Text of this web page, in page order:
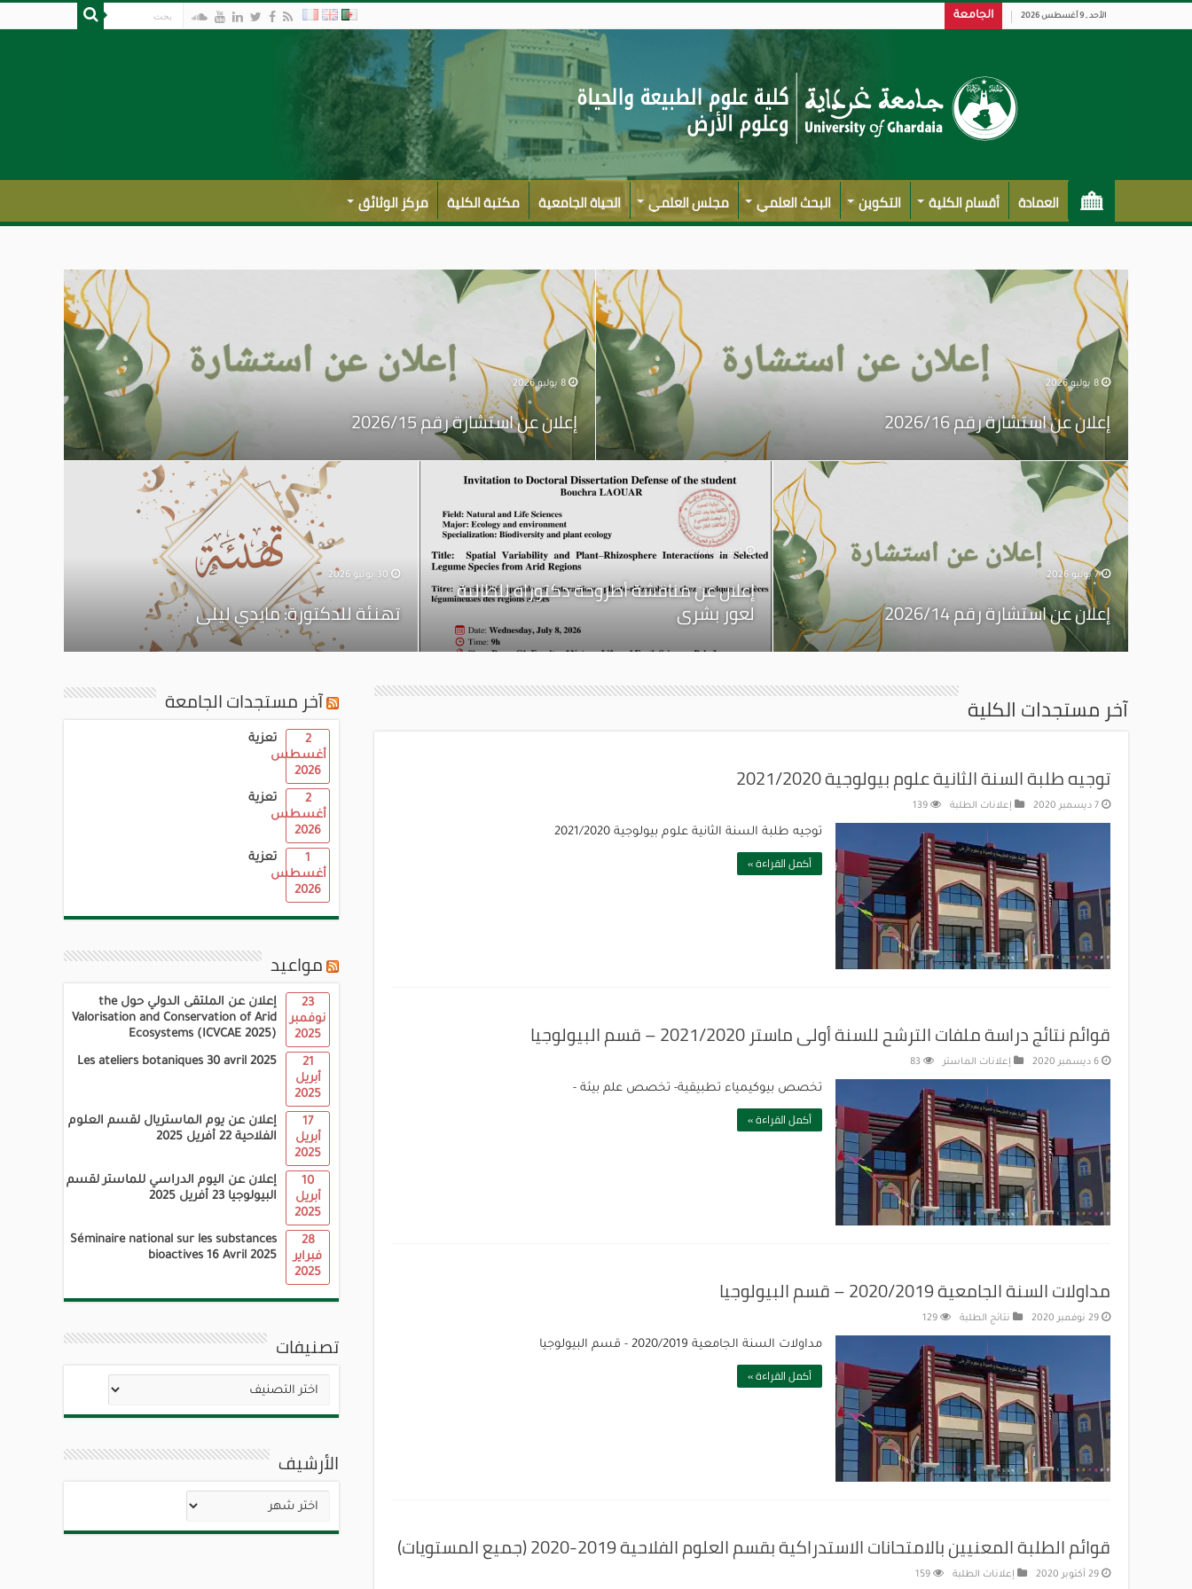
الأحد , 9 أغسطس 2026 الجامعة
العمادة أقسام الكلية التكوين البحث العلمي مجلس العلمي الحياة الجامعية مكتبة الكلية مركز الوثائق
8 يوليو 2026
إعلان عن استشارة رقم 2026/16
8 يوليو 2026
إعلان عن استشارة رقم 2026/15
7 يوليو 2026
إعلان عن استشارة رقم 2026/14
1 يوليو 2026
إعلان عن مناقشة أطروحة دكتوراه للطالبة
لعور بشرى
30 يونيو 2026
تهنئة للدكتورة: مايدي ليلى
آخر مستجدات الكلية
توجيه طلبة السنة الثانية علوم بيولوجية 2021/2020
7 ديسمبر 2020 إعلانات الطلبة 139
توجيه طلبة السنة الثانية علوم بيولوجية 2021/2020
أكمل القراءة »
قوائم نتائج دراسة ملفات الترشح للسنة أولى ماستر 2021/2020 – قسم البيولوجيا
6 ديسمبر 2020 إعلانات الماستر 83
تخصص بيوكيمياء تطبيقية- تخصص علم بيئة -
أكمل القراءة »
مداولات السنة الجامعية 2020/2019 – قسم البيولوجيا
29 نوفمبر 2020 نتائج الطلبة 129
مداولات السنة الجامعية 2020/2019 - قسم البيولوجيا
أكمل القراءة »
قوائم الطلبة المعنيين بالامتحانات الاستدراكية بقسم العلوم الفلاحية 2019-2020 (جميع المستويات)
29 أكتوبر 2020 إعلانات الطلبة 159
آخر مستجدات الجامعة
تعزية
2
أغسطس
2026
تعزية
2
أغسطس
2026
تعزية
1
أغسطس
2026
مواعيد
إعلان عن الملتقى الدولي حول the
Valorisation and Conservation of Arid
Ecosystems (ICVCAE 2025)
23
نوفمبر
2025
Les ateliers botaniques 30 avril 2025
21
أبريل
2025
إعلان عن يوم الماستريال لقسم العلوم
الفلاحية 22 أفريل 2025
17
أبريل
2025
إعلان عن اليوم الدراسي للماستر لقسم
البيولوجيا 23 أفريل 2025
10
أبريل
2025
Séminaire national sur les substances
bioactives 16 Avril 2025
28
فبراير
2025
تصنيفات
تصنيفات
الأرشيف
الأرشيف